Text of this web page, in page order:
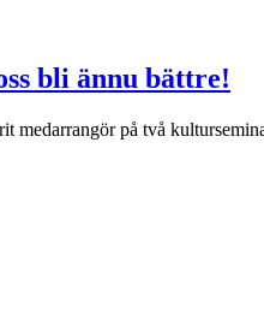
bli ännu bättre!
på två